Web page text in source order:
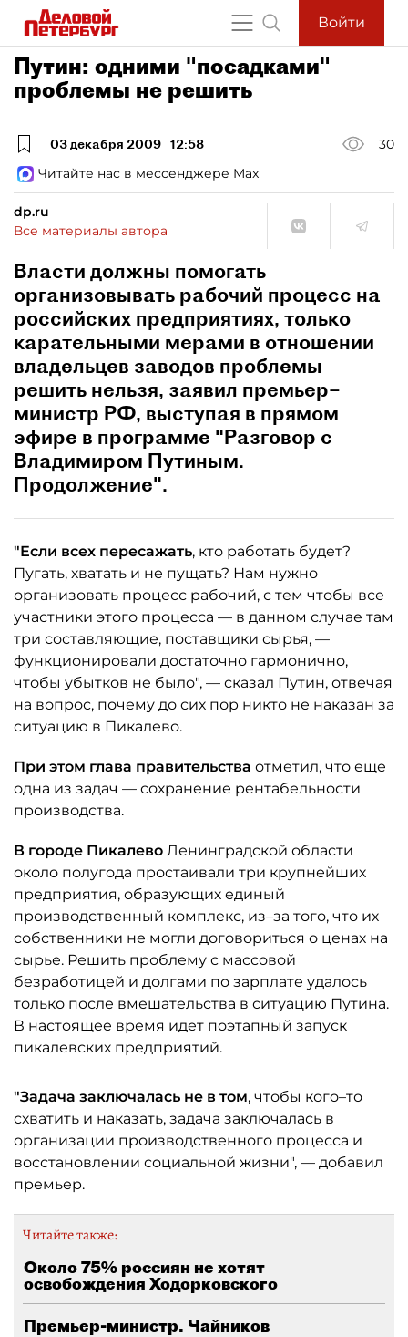
Войти
Путин: одними "посадками"
проблемы не решить
03 декабря 2009 12:58
30
Читайте нас в мессенджере Max
dp.ru
Все материалы автора
Власти должны помогать
организовывать рабочий процесс на
российских предприятиях, только
карательными мерами в отношении
владельцев заводов проблемы
решить нельзя, заявил премьер–
министр РФ, выступая в прямом
эфире в программе "Разговор с
Владимиром Путиным.
Продолжение".
"Если всех пересажать, кто работать будет?
Пугать, хватать и не пущать? Нам нужно
организовать процесс рабочий, с тем чтобы все
участники этого процесса — в данном случае там
три составляющие, поставщики сырья, —
функционировали достаточно гармонично,
чтобы убытков не было", — сказал Путин, отвечая
на вопрос, почему до сих пор никто не наказан за
ситуацию в Пикалево.
При этом глава правительства отметил, что еще
одна из задач — сохранение рентабельности
производства.
В городе Пикалево Ленинградской области
около полугода простаивали три крупнейших
предприятия, образующих единый
производственный комплекс, из–за того, что их
собственники не могли договориться о ценах на
сырье. Решить проблему с массовой
безработицей и долгами по зарплате удалось
только после вмешательства в ситуацию Путина.
В настоящее время идет поэтапный запуск
пикалевских предприятий.
"Задача заключалась не в том, чтобы кого–то
схватить и наказать, задача заключалась в
организации производственного процесса и
восстановлении социальной жизни", — добавил
премьер.
Читайте также:
Около 75% россиян не хотят
освобождения Ходорковского
Премьер-министр. Чайников